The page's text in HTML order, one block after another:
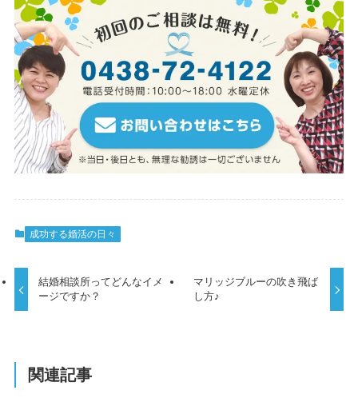
成功する婚活の日々
結婚相談所ってどんなイメ
ージですか？
マリッジブルーの吹き飛ば
し方♪
関連記事